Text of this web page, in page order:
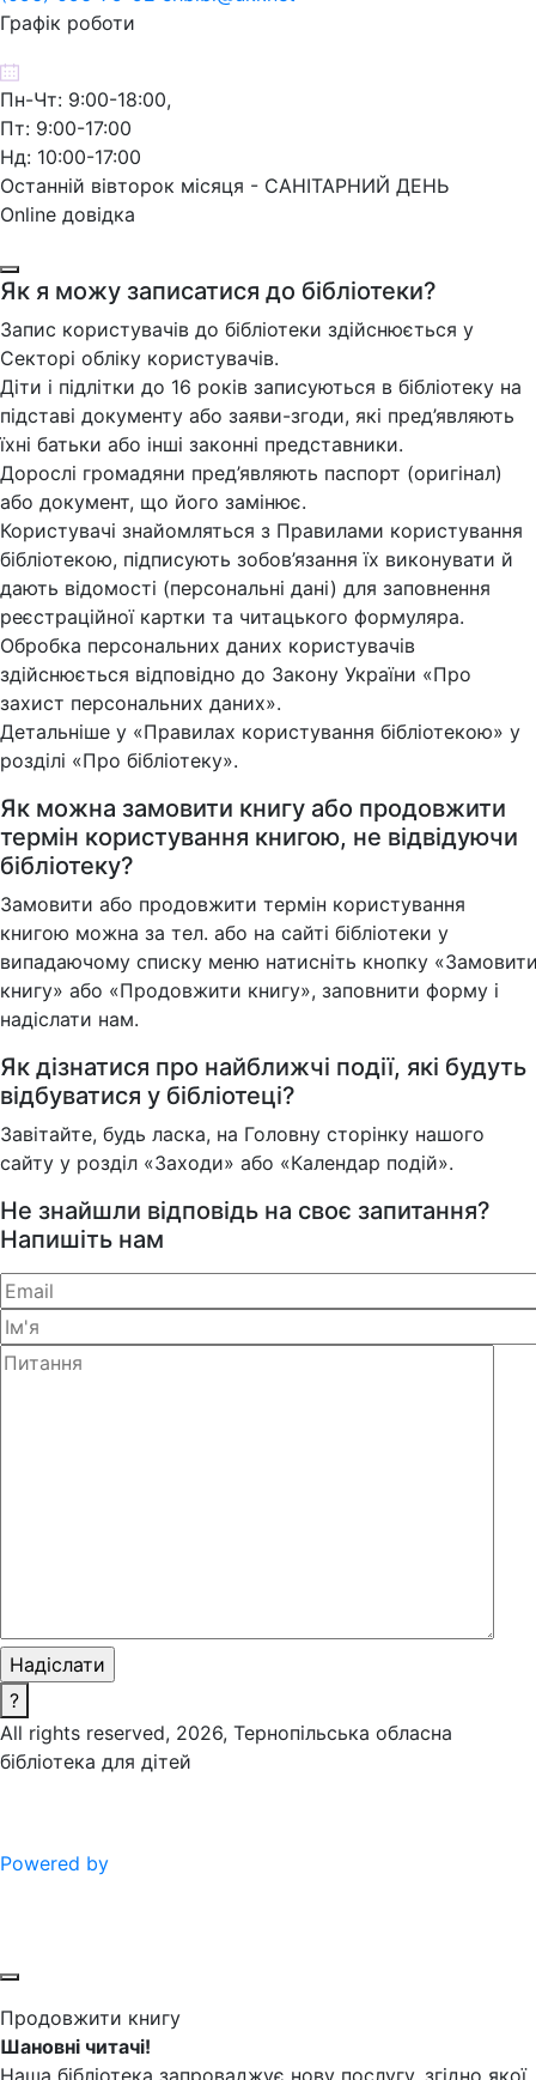
Графік роботи
Пн-Чт: 9:00-18:00,
Пт: 9:00-17:00
Нд: 10:00-17:00
Останній вівторок місяця - САНІТАРНИЙ ДЕНЬ
Online довідка
Як я можу записатися до бібліотеки?
Запис користувачів до бібліотеки здійснюється у
Секторі обліку користувачів.
Діти і підлітки до 16 років записуються в бібліотеку на
підставі документу або заяви-згоди, які пред’являють
їхні батьки або інші законні представники.
Дорослі громадяни пред’являють паспорт (оригінал)
або документ, що його замінює.
Користувачі знайомляться з Правилами користування
бібліотекою, підписують зобов’язання їх виконувати й
дають відомості (персональні дані) для заповнення
реєстраційної картки та читацького формуляра.
Обробка персональних даних користувачів
здійснюється відповідно до Закону України «Про
захист персональних даних».
Детальніше у «Правилах користування бібліотекою» у
розділі «Про бібліотеку».
Як можна замовити книгу або продовжити
термін користування книгою, не відвідуючи
бібліотеку?
Замовити або продовжити термін користування
книгою можна за тел. або на сайті бібліотеки у
випадаючому списку меню натисніть кнопку
книгу» або «Продовжити книгу», заповнити форму і
надіслати нам.
Як дізнатися про найближчі події, які будуть
відбуватися у бібліотеці?
Завітайте, будь ласка, на Головну сторінку нашого
сайту у розділ «Заходи» або «Календар подій».
Не знайшли відповідь на своє запитання?
Напишіть нам
?
All rights reserved, 2026, Тернопільська обласна
бібліотека для дітей
Powered by
Продовжити книгу
Шановні читачі!
Наша бібліотека запроваджує нову послугу, згідно якої